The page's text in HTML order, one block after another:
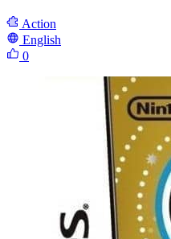
Action
English
0